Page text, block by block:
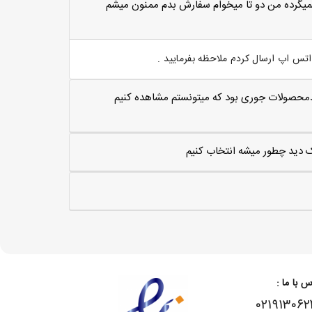
من دو تا ميخوام سفارش بدم ممنون ميشم
اپ ارسال کردم ملاحظه بفرمایید .
50سانت اگه کدمحصولات جوری بود که میتونستم مشاهده کنیم
دید چطور میشه انتخاب کنیم
با ما :